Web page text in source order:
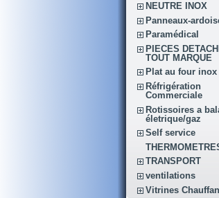
NEUTRE INOX
Panneaux-
Paramédical
PIECES
TOUT MARQUE
Plat au four inox
Réfrigération
Commerciale
Rotissoires a
életrique/gaz
Self service
TRANSPORT
ventilations
Vitrines